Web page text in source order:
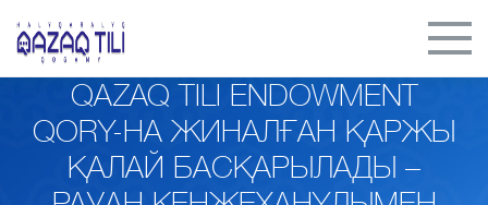
QAZAQ TILI ENDOWMENT
QORY-НА ЖИНАЛҒАН ҚАРЖЫ
ҚАЛАЙ БАСҚАРЫЛАДЫ –